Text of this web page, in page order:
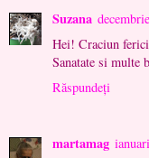
Suzana
Hei! Craciun
Sanatate si multe
Răspundeți
martamag